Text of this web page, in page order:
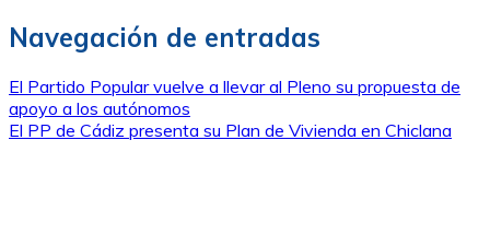
Navegación de entradas
El Partido Popular vuelve a llevar al Pleno su propuesta de
apoyo a los autónomos
El PP de Cádiz presenta su Plan de Vivienda en Chiclana